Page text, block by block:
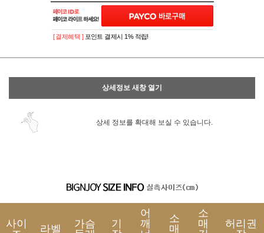
이벤트페이포인트 적립 혜택 2배 UP!
[ 결제혜택 ] 포인트 결제시 1% 적립!
상세정보 새창 열기
상세 정보를 확대해 보실 수 있습니다.
사이
라벨
가슴
기
어
깨
소
매
소
매
허리권